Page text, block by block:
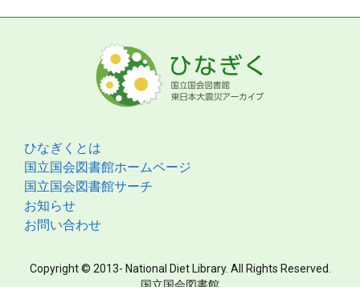
ひなぎくとは
国立国会図書館ホームページ
国立国会図書館サーチ
お知らせ
お問い合わせ
Copyright © 2013- National Diet Library. All Rights Reserved.